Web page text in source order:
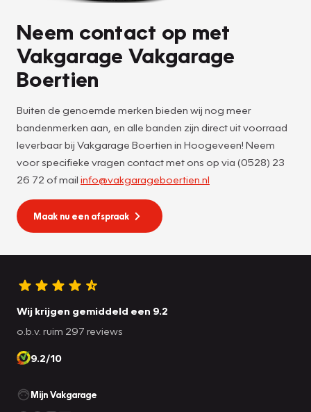
Neem contact op met
Vakgarage Vakgarage
Boertien
Buiten de genoemde merken bieden wij nog meer
bandenmerken aan, en alle banden zijn direct uit voorraad
leverbaar bij Vakgarage Boertien in Hoogeveen! Neem
voor specifieke vragen contact met ons op via (0528) 23
26 72 of mail info@vakgarageboertien.nl
Maak nu een afspraak
Wij krijgen gemiddeld een 9.2
o.b.v. ruim 297 reviews
9.2/10
Mijn Vakgarage